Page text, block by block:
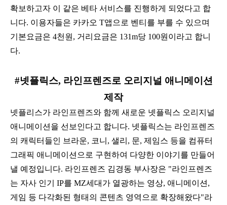
확보하고자 이 같은 베타 서비스를 진행하게 되었다고 합
니다. 이용자들은 카카오 T앱으로 벤티를 부를 수 있으며
기본요금은 4천원, 거리요금은 131m당 100원이라고 합니
다.
#넷플릭스, 라인프렌즈로 오리지널 애니메이션
제작
넷플리스가 라인프렌즈와 함께 새로운 넷플릭스 오리지널
애니메이션을 선보인다고 합니다. 넷플릭스는 라인프렌즈
의 캐릭터들인 브라운, 코니, 샐리, 문, 제임스 등을 컴퓨터
그래픽 애니메이션으로 구현하여 다양한 이야기를 만들어
낼 예정입니다. 라인프렌즈 김경동 부사장은 "라인프렌즈
는 자사 인기 IP를 MZ세대가 열광하는 영상, 애니메이션,
게임 등 다각화된 형태의 콘텐츠 영역으로 확장해왔다"라